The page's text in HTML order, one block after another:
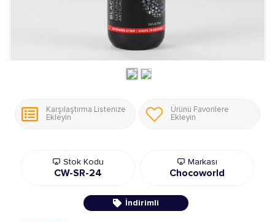
Karşılaştırma Listenize
Ekleyin
Ürünü Favorilere
Ekleyin
Stok Kodu
CW-SR-24
Markası
Chocoworld
İndirimli